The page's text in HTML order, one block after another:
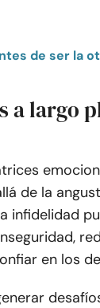
de ser la
a largo
de la
infidelidad
en los